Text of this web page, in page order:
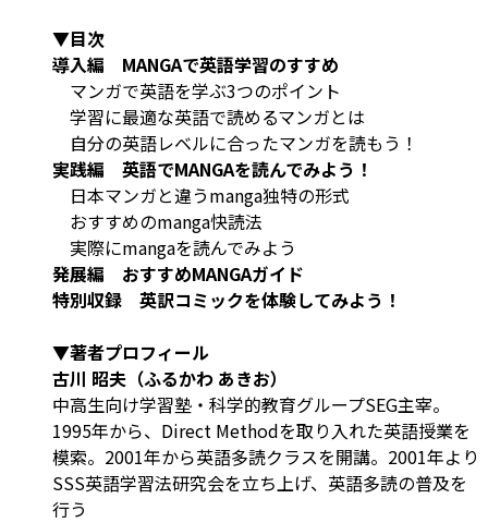
▼目次
導入編 MANGAで英語学習のすすめ
マンガで英語を学ぶ3つのポイント
学習に最適な英語で読めるマンガとは
自分の英語レベルに合ったマンガを読もう！
実践編 英語でMANGAを読んでみよう！
日本マンガと違うmanga独特の形式
おすすめのmanga快読法
実際にmangaを読んでみよう
発展編 おすすめMANGAガイド
特別収録 英訳コミックを体験してみよう！
▼著者プロフィール
古川 昭夫（ふるかわ あきお）
中高生向け学習塾・科学的教育グループSEG主宰。
1995年から、Direct Methodを取り入れた英語授業を
模索。2001年から英語多読クラスを開講。2001年より
SSS英語学習法研究会を立ち上げ、英語多読の普及を
行う